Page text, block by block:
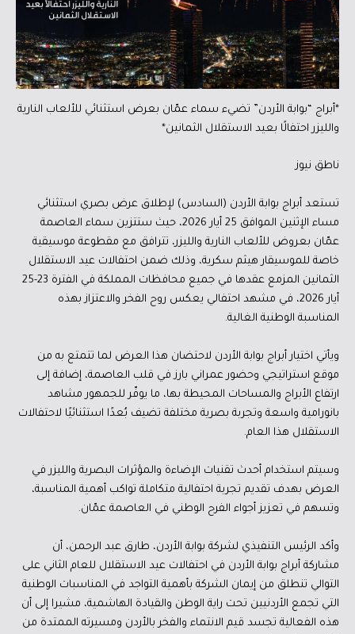
*أبراج “بوابة الأردن” تضيء سماء عمّان بعرض استثنائي للألعاب النارية
والليزر احتفالًا بعيد الاستقلال الثمانين*
ناطق نيوز
تستعد أبراج بوابة الأردن (السادس) لإطلاق عرض بصري استثنائي
مساء الإثنين الموافق 25 أيار 2026، حيث ستتزين سماء العاصمة
عمّان بعروض للألعاب النارية والليزر، تترافق مع مقطوعة موسيقية
خاصة للموسيقار هيثم سكرية، وذلك ضمن احتفالات عيد الاستقلال
الثمانين المزمع عقدها في جميع محافظات المملكة في الفترة 23-25
أيار 2026، في مشهد احتفالي يعكس روح الفخر والاعتزاز بهذه
المناسبة الوطنية الغالية.
ويأتي اختيار أبراج بوابة الأردن لاحتضان هذا العرض لما تتمتع به من
موقع استراتيجي وحضور عمراني بارز في قلب العاصمة، إضافة إلى
ارتفاع الأبراج والمساحات المحيطة بها، ما يوفّر للجمهور مشاهد
بانورامية واسعة وتجربة بصرية مختلفة تضيف بُعدًا استثنائيًا لاحتفالات
الاستقلال هذا العام.
وسيتم استخدام أحدث تقنيات الإضاءة والمؤثرات البصرية والليزر في
العرض بهدف تقديم تجربة احتفالية متكاملة تواكب أهمية المناسبة،
وتسهم في تعزيز أجواء الفرح الوطني في العاصمة عمّان.
وأكد الرئيس التنفيذي لشركة بوابة الأردن، طارق عبد الرحمن، أن
مشاركة أبراج بوابة الأردن في احتفالات عيد الاستقلال للعام الثاني على
التوالي تنطلق من إيمان الشركة بأهمية التواجد في المناسبات الوطنية
التي تجمع الأردنيين تحت راية الوطن والقيادة الهاشمية، مشيرا إلى أن
هذه الفعالية تجسد قيم الانتماء والفخر بالأردن ومسيرته الممتدة من